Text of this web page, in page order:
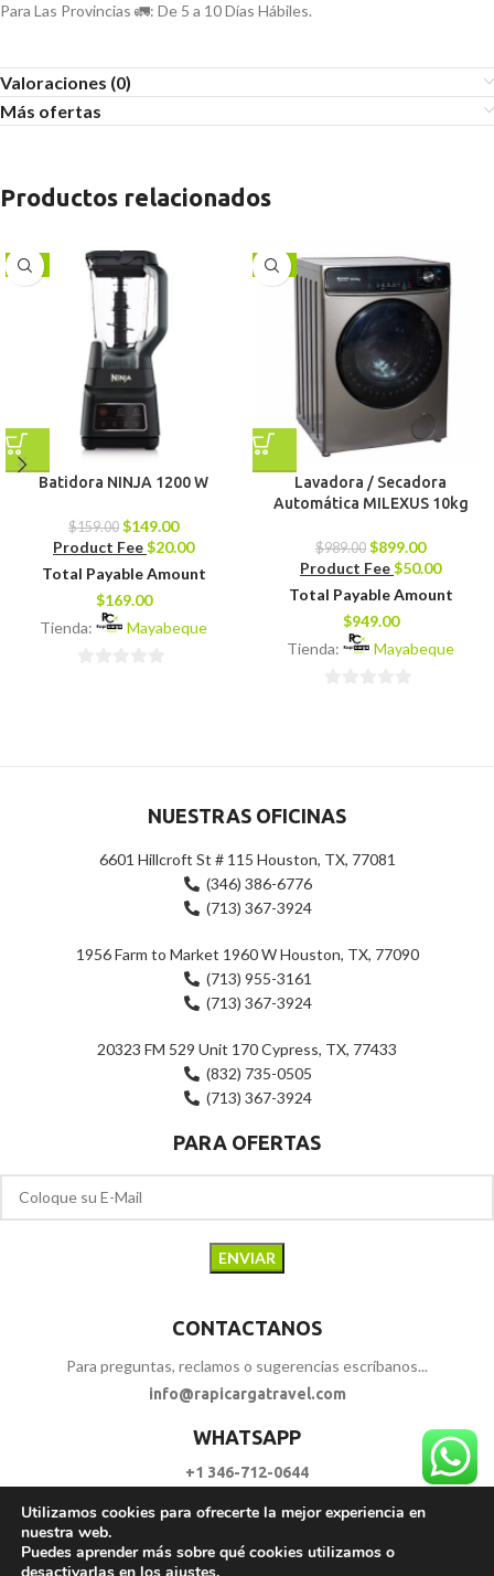
Para Las Provincias 🚛: De 5 a 10 Días Hábiles.
Valoraciones (0)
Más ofertas
Productos relacionados
-6%
Batidora NINJA 1200 W
$159.00 $149.00
Product Fee$20.00
Total Payable Amount
$169.00
Tienda:
Mayabeque
-9%
Lavadora / Secadora
Automática MILEXUS 10kg
$989.00 $899.00
Product Fee$50.00
Total Payable Amount
$949.00
Tienda:
Mayabeque
NUESTRAS OFICINAS
6601 Hillcroft St # 115 Houston, TX, 77081
(346) 386-6776
(713) 367-3924
1956 Farm to Market 1960 W Houston, TX, 77090
(713) 955-3161
(713) 367-3924
20323 FM 529 Unit 170 Cypress, TX, 77433
(832) 735-0505
(713) 367-3924
PARA OFERTAS
CONTACTANOS
Para preguntas, reclamos o sugerencias escríbanos...
info@rapicargatravel.com
WHATSAPP
+1 346-712-0644
SIGUENOS
Utilizamos cookies para ofrecerte la mejor experiencia en
nuestra web.
Puedes aprender más sobre qué cookies utilizamos o